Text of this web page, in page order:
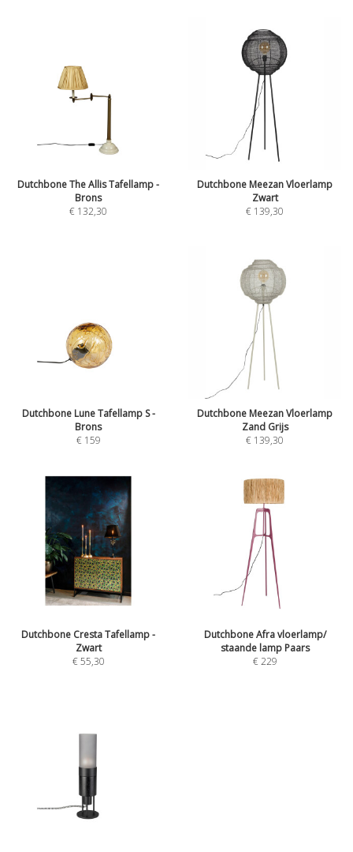
Dutchbone The Allis Tafellamp -
Brons
€ 132,30
Dutchbone Meezan Vloerlamp
Zwart
€ 139,30
Dutchbone Lune Tafellamp S -
Brons
€ 159
Dutchbone Meezan Vloerlamp
Zand Grijs
€ 139,30
Dutchbone Cresta Tafellamp -
Zwart
€55,30
Dutchbone Afra vloerlamp/
staande lamp Paars
€229